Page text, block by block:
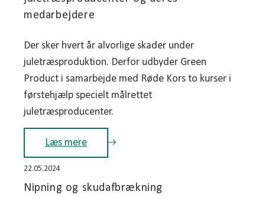
medarbejdere
Der sker hvert år alvorlige skader under
juletræsproduktion. Derfor udbyder Green
Product i samarbejde med Røde Kors to kurser i
førstehjælp specielt målrettet
juletræsproducenter.
Læs mere
22.05.2024
Nipning og skudafbrækning